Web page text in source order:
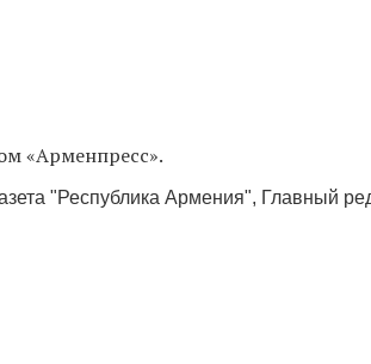
«Арменпресс».
"Республика Армения", Главный